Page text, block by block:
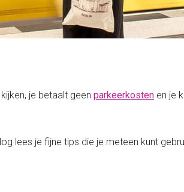
je betaalt geen parkeerkosten en je
lees je fijne tips die je meteen kunt